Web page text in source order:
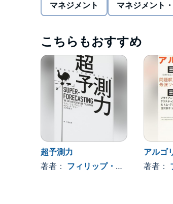
本タイトルには付属資料・PDFが
の「目次」からご確認ください。
Why Having Too Little Means So
by Sendhil Mullainathan and Eldar
Copyright ⓒ 2013 by Sendhil
All rights reserved.
Japanese e-book rights arranged
Brockman, Inc
マネジメント マネジメント
こちらもおすすめ
超予測力
著者： フィリップ・Ｅ・テトロック
アルゴ
著者：